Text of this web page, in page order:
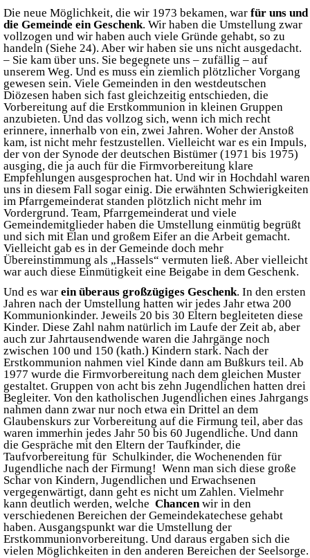
Die neue Möglichkeit, die wir 1973 bekamen, war für uns und
die Gemeinde ein Geschenk. Wir haben die Umstellung zwar
vollzogen und wir haben auch viele Gründe gehabt, so zu
handeln (Siehe 24). Aber wir haben sie uns nicht ausgedacht.
– Sie kam über uns. Sie begegnete uns – zufällig – auf
unserem Weg. Und es muss ein ziemlich plötzlicher Vorgang
gewesen sein. Viele Gemeinden in den westdeutschen
Diözesen haben sich fast gleichzeitig entschieden, die
Vorbereitung auf die Erstkommunion in kleinen Gruppen
anzubieten. Und das vollzog sich, wenn ich mich recht
erinnere, innerhalb von ein, zwei Jahren. Woher der Anstoß
kam, ist nicht mehr festzustellen. Vielleicht war es ein Impuls,
der von der Synode der deutschen Bistümer (1971 bis 1975)
ausging, die ja auch für die Firmvorbereitung klare
Empfehlungen ausgesprochen hat. Und wir in Hochdahl waren
uns in diesem Fall sogar einig. Die erwähnten Schwierigkeiten
im Pfarrgemeinderat standen plötzlich nicht mehr im
Vordergrund. Team, Pfarrgemeinderat und viele
Gemeindemitglieder haben die Umstellung einmütig begrüßt
und sich mit Elan und großem Eifer an die Arbeit gemacht.
Vielleicht gab es in der Gemeinde doch mehr
Übereinstimmung als „Hassels“ vermuten ließ. Aber vielleicht
war auch diese Einmütigkeit eine Beigabe in dem Geschenk.
Und es war ein überaus großzügiges Geschenk. In den ersten
Jahren nach der Umstellung hatten wir jedes Jahr etwa 200
Kommunionkinder. Jeweils 20 bis 30 Eltern begleiteten diese
Kinder. Diese Zahl nahm natürlich im Laufe der Zeit ab, aber
auch zur Jahrtausendwende waren die Jahrgänge noch
zwischen 100 und 150 (kath.) Kindern stark. Nach der
Erstkommunion nahmen viel Kinde dann am Bußkurs teil. Ab
1977 wurde die Firmvorbereitung nach dem gleichen Muster
gestaltet. Gruppen von acht bis zehn Jugendlichen hatten drei
Begleiter. Von den katholischen Jugendlichen eines Jahrgangs
nahmen dann zwar nur noch etwa ein Drittel an dem
Glaubenskurs zur Vorbereitung auf die Firmung teil, aber das
waren immerhin jedes Jahr 50 bis 60 Jugendliche. Und dann
die Gespräche mit den Eltern der Taufkinder, die
Taufvorbereitung für Schulkinder, die Wochenenden für
Jugendliche nach der Firmung! Wenn man sich diese große
Schar von Kindern, Jugendlichen und Erwachsenen
vergegenwärtigt, dann geht es nicht um Zahlen. Vielmehr
kann deutlich werden, welche Chancenwir in den
verschiedenen Bereichen der Gemeindekatechese gehabt
haben. Ausgangspunkt war die Umstellung der
Erstkommunionvorbereitung. Und daraus ergaben sich die
vielen Möglichkeiten in den anderen Bereichen der Seelsorge.